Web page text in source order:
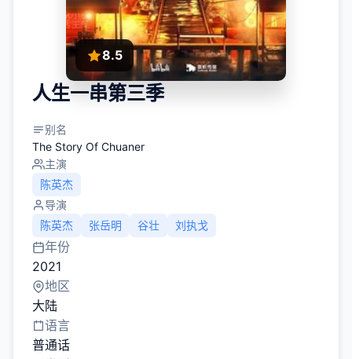
8.5
人生一串第三季
别名
The Story Of Chuaner
主演
陈英杰
导演
陈英杰
张岳明 谷壮 刘执戈
年份
2021
地区
大陆
语言
普通话